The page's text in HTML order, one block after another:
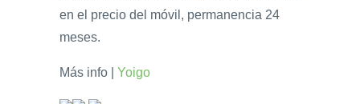
en el precio del móvil, permanencia 24
meses.
Más info | Yoigo